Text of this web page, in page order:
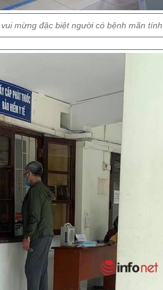
mừng đặc biệt người có bệnh mãn tính.